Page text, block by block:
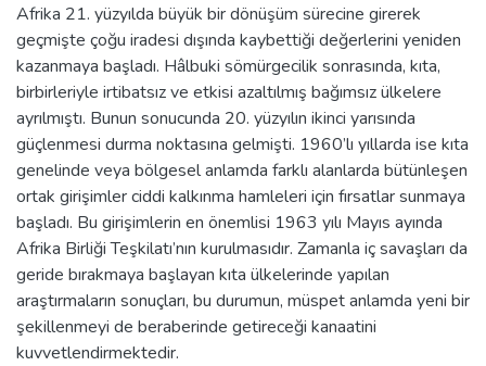
Afrika 21. yüzyılda büyük bir dönüşüm sürecine girerek
geçmişte çoğu iradesi dışında kaybettiği değerlerini yeniden
kazanmaya başladı. Hâlbuki sömürgecilik sonrasında, kıta,
birbirleriyle irtibatsız ve etkisi azaltılmış bağımsız ülkelere
ayrılmıştı. Bunun sonucunda 20. yüzyılın ikinci yarısında
güçlenmesi durma noktasına gelmişti. 1960’lı yıllarda ise kıta
genelinde veya bölgesel anlamda farklı alanlarda bütünleşen
ortak girişimler ciddi kalkınma hamleleri için fırsatlar sunmaya
başladı. Bu girişimlerin en önemlisi 1963 yılı Mayıs ayında
Afrika Birliği Teşkilatı’nın kurulmasıdır. Zamanla iç savaşları da
geride bırakmaya başlayan kıta ülkelerinde yapılan
araştırmaların sonuçları, bu durumun, müspet anlamda yeni bir
şekillenmeyi de beraberinde getireceği kanaatini
kuvvetlendirmektedir.